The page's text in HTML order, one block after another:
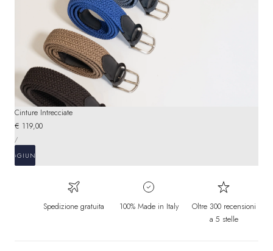
Cinture Intrecciate
Prezzo
normale
€ 119,00
PREZZO
UNITARIO
/PER
AGGIUNGI
Spedizione gratuita 100% Made in Italy
Oltre 300 recensioni
a 5 stelle